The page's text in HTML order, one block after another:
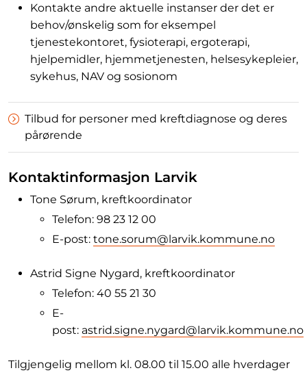
Kontakte andre aktuelle instanser der det er
behov/ønskelig som for eksempel
tjenestekontoret, fysioterapi, ergoterapi,
hjelpemidler, hjemmetjenesten, helsesykepleier,
sykehus, NAV og sosionom
Tilbud for personer med kreftdiagnose og deres
pårørende
Kontaktinformasjon Larvik
Tone Sørum, kreftkoordinator
Telefon: 98 23 12 00
E-post: tone.sorum@larvik.kommune.no
Astrid Signe Nygard, kreftkoordinator
Telefon: 40 55 21 30
E-
post: astrid.signe.nygard@larvik.kommune.no
Tilgjengelig mellom kl. 08.00 til 15.00 alle hverdager